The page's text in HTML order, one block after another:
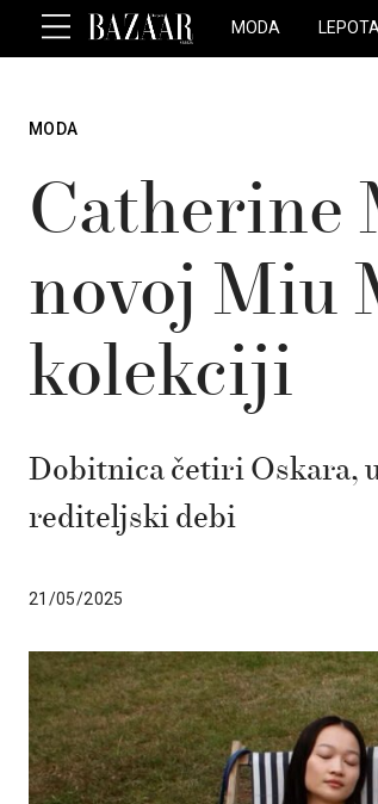
MODA LEPOTA
MODA
Catherine
novoj Miu
kolekciji
Dobitnica četiri Oskara,
rediteljski debi
21/05/2025